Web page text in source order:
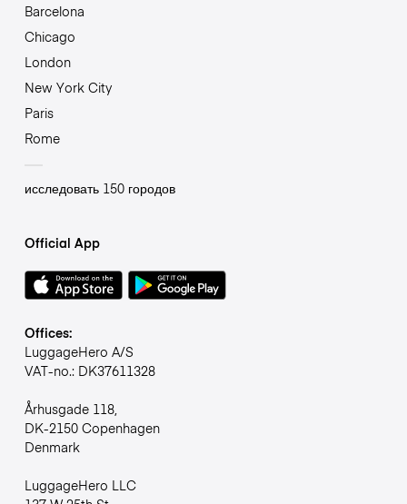
Barcelona
Chicago
London
New York City
Paris
Rome
исследовать 150 городов
Official App
Offices:
LuggageHero A/S
VAT-no.: DK37611328
Århusgade 118,
DK-2150 Copenhagen
Denmark
LuggageHero LLC